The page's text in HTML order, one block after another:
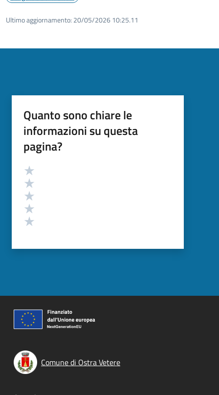
Ultimo aggiornamento: 20/05/2026 10:25.11
Quanto sono chiare le
informazioni su questa
pagina?
Valutazione
Comune di Ostra Vetere